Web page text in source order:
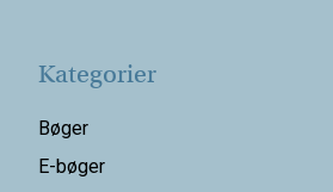
Kategorier
Bøger
E-bøger